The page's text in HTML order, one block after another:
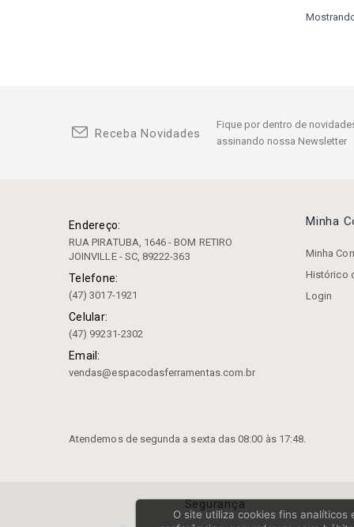
Instrumentos De Medição
Mandriladores
Mandris
Mangueira
Máquina De Indução Térmica
Marcador
Mesa
Mesa De Seno
Parafusadeira
Receba Novidades
Fique por dentro de
assinando nossa Newsletter
Endereço:
RUA PIRATUBA, 1646 - BOM RETIRO
JOINVILLE - SC, 89222-363
Telefone:
(47) 3017-1921
Celular:
(47) 99231-2302
Email:
vendas@espacodasferramentas.com.br
Minha
Minha
Histórico
Login
Atendemos de segunda a sexta das 08:00 às 17:48.
Segurança
O site utiliza cookies fins